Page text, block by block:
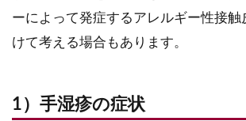
ーによって発症するアレルギー性接触
けて考える場合もあります。
1）手湿疹の症状